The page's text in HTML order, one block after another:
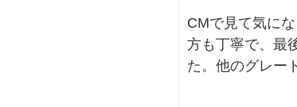
CMで見て気に
方も丁寧で、最
た。他のグレー